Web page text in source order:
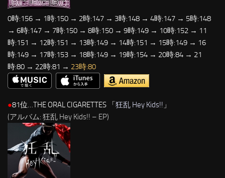
0時:156 → 1時:150 → 2時:147 → 3時:148 → 4時:147 → 5時:148
→ 6時:147 → 7時:150 → 8時:150 → 9時:149 → 10時:152 → 11
時:151 → 12時:151 → 13時:149 → 14時:151 → 15時:149 → 16
時:149 → 17時:153 → 18時:149 → 19時:154 → 20時:84 → 21
時:80 → 22時:81 → 23時:80
●81位…THE ORAL CIGARETTES 「狂乱 Hey Kids!! 」
(アルバム: 狂乱 Hey Kids!! – EP)